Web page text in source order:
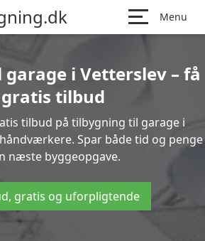
Menu
i Vetterslev – få
tilbud
tilbud på tilbygning til garage i
Spar både tid og penge
næste byggeopgave.
gratis og uforpligtende